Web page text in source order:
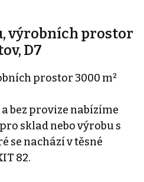
výrobních prostor
D7
prostor 3000 m²
bez provize nabízíme
sklad nebo výrobu s
se nachází v těsné
82.